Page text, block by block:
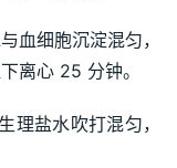
血细胞沉淀混匀，
离心 25 分钟。
理盐水吹打混匀，